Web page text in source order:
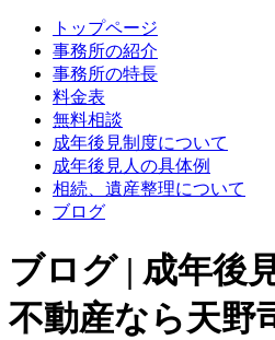
トップページ
事務所の紹介
事務所の特長
料金表
無料相談
成年後見制度について
成年後見人の具体例
相続、遺産整理について
ブログ
ブログ | 成年後
不動産なら天野